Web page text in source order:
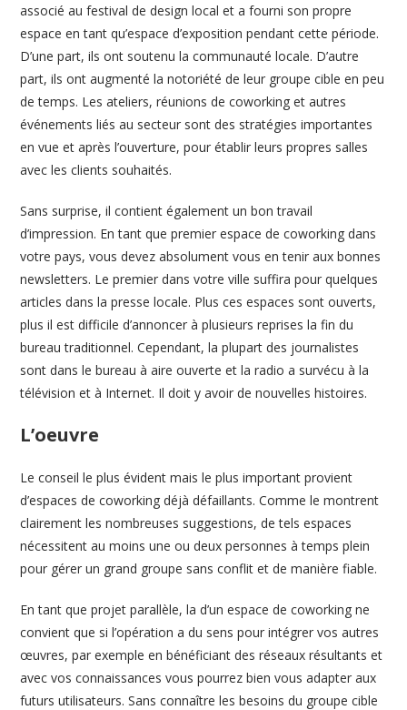
associé au festival de design local et a fourni son propre
espace en tant qu’espace d’exposition pendant cette période.
D’une part, ils ont soutenu la communauté locale. D’autre
part, ils ont augmenté la notoriété de leur groupe cible en peu
de temps. Les ateliers, réunions de coworking et autres
événements liés au secteur sont des stratégies importantes
en vue et après l’ouverture, pour établir leurs propres salles
avec les clients souhaités.
Sans surprise, il contient également un bon travail
d’impression. En tant que premier espace de coworking dans
votre pays, vous devez absolument vous en tenir aux bonnes
newsletters. Le premier dans votre ville suffira pour quelques
articles dans la presse locale. Plus ces espaces sont ouverts,
plus il est difficile d’annoncer à plusieurs reprises la fin du
bureau traditionnel. Cependant, la plupart des journalistes
sont dans le bureau à aire ouverte et la radio a survécu à la
télévision et à Internet. Il doit y avoir de nouvelles histoires.
L’oeuvre
Le conseil le plus évident mais le plus important provient
d’espaces de coworking déjà défaillants. Comme le montrent
clairement les nombreuses suggestions, de tels espaces
nécessitent au moins une ou deux personnes à temps plein
pour gérer un grand groupe sans conflit et de manière fiable.
En tant que projet parallèle, la d’un espace de coworking ne
convient que si l’opération a du sens pour intégrer vos autres
œuvres, par exemple en bénéficiant des réseaux résultants et
avec vos connaissances vous pourrez bien vous adapter aux
futurs utilisateurs. Sans connaître les besoins du groupe cible